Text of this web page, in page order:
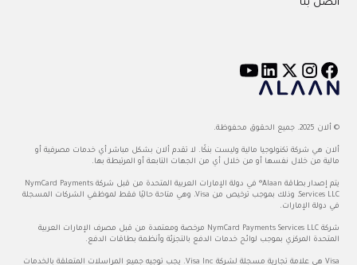
اتصل بنا
© ألان 2025. جميع الحقوق محفوظة.
ألان هي شركة تكنولوجيا مالية وليست بنكًا. لا تقدم ألان بشكل مباشر أي خدمات مصرفية أو
مالية من خلال نفسها أو من خلال أي من الجهات التابعة أو المرتبطة بها.
يتم إصدار بطاقة Alaan® في دولة الإمارات العربية المتحدة من قبل شركة NymCard Payments
Services LLC، وذلك بموجب ترخيص من Visa، وهي متاحة حاليًا فقط لموظفي الشركات المسجلة
في دولة الإمارات.
شركة NymCard Payments Services LLC مرخصة ومعتمدة من قبل مصرف الإمارات العربية
المتحدة المركزي بموجب لوائح خدمات الدفع بالتجزئة وأنظمة بطاقات الدفع.
Visa هي علامة تجارية مسجلة لشركة Visa Inc. يجب توجيه جميع المراسلات المتعلقة بالخدمات